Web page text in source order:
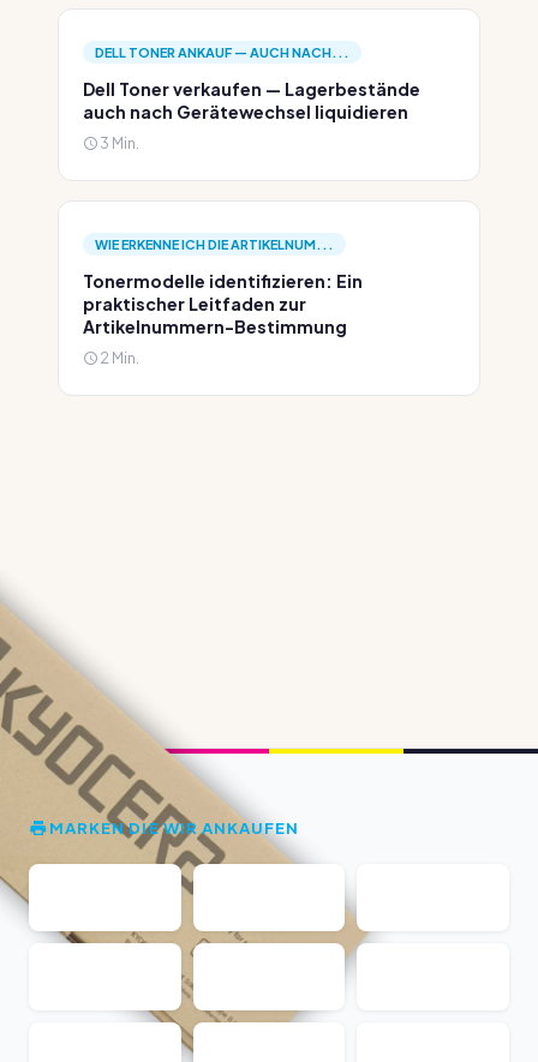
DELL TONER ANKAUF — AUCH NACH...
Dell Toner verkaufen — Lagerbestände
auch nach Gerätewechsel liquidieren
3 Min.
WIE ERKENNE ICH DIE ARTIKELNUM...
Tonermodelle identifizieren: Ein
praktischer Leitfaden zur
Artikelnummern-Bestimmung
2 Min.
MARKEN DIE WIR ANKAUFEN